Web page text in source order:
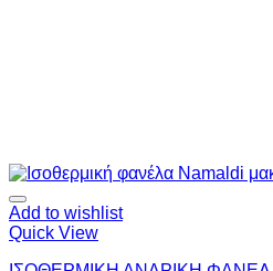
Add to wishlist
Quick View